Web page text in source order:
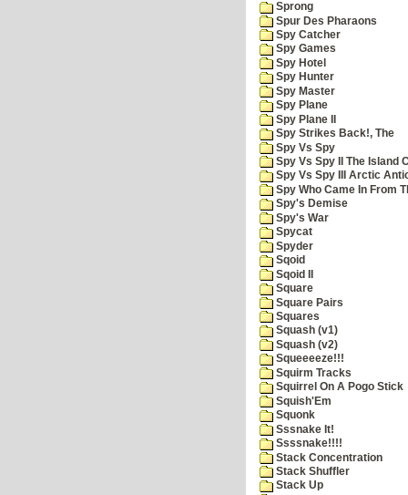
Sprong
Spur Des Pharaons
Spy Catcher
Spy Games
Spy Hotel
Spy Hunter
Spy Master
Spy Plane
Spy Plane II
Spy Strikes Back!, The
Spy Vs Spy
Spy Vs Spy II The Island
Spy Vs Spy III Arctic
Spy Who Came In From
Spy's Demise
Spy's War
Spycat
Spyder
Sqoid
Sqoid II
Square
Square Pairs
Squares
Squash (v1)
Squash (v2)
Squeeeeze!!!
Squirm Tracks
Squirrel On A Pogo Stick
Squish'Em
Squonk
Sssnake It!
Ssssnake!!!!
Stack Concentration
Stack Shuffler
Stack Up